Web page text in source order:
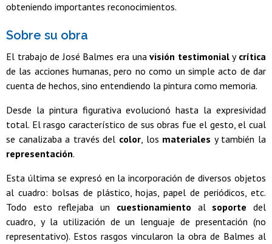
obteniendo importantes reconocimientos.
Sobre su obra
El trabajo de José Balmes era unavisión testimonialy crítica
de las acciones humanas, pero no como un simple acto de dar
cuenta de hechos, sino entendiendo la pintura como memoria.
Desde la pintura figurativa evolucionó hasta la expresividad
total. El rasgo característico de sus obras fue el gesto, el cual
se canalizaba a través del color, los materiales y también la
representación.
Esta última se expresó en la incorporación de diversos objetos
al cuadro: bolsas de plástico, hojas, papel de periódicos, etc.
Todo esto reflejaba un cuestionamiento al soporte del
cuadro, y la utilización de un lenguaje de presentación (no
representativo). Estos rasgos vincularon la obra de Balmes al